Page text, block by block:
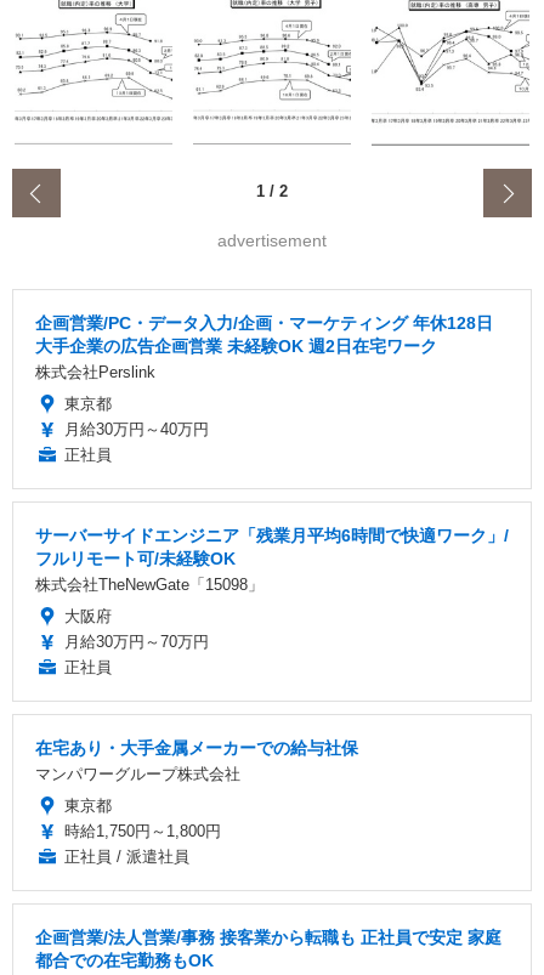
1 / 2
advertisement
企画営業/PC・データ入力/企画・マーケティング 年休128日
大手企業の広告企画営業 未経験OK 週2日在宅ワーク
株式会社Perslink
東京都
月給30万円～40万円
正社員
サーバーサイドエンジニア「残業月平均6時間で快適ワーク」/
フルリモート可/未経験OK
株式会社TheNewGate「15098」
大阪府
月給30万円～70万円
正社員
在宅あり・大手金属メーカーでの給与社保
マンパワーグループ株式会社
東京都
時給1,750円～1,800円
正社員 / 派遣社員
企画営業/法人営業/事務 接客業から転職も 正社員で安定 家庭
都合での在宅勤務もOK